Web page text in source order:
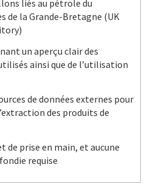
liés au pétrole du
de la Grande-Bretagne (UK
un aperçu clair des
ainsi que de l’utilisation
de données externes pour
des produits de
de prise en main, et aucune
requise